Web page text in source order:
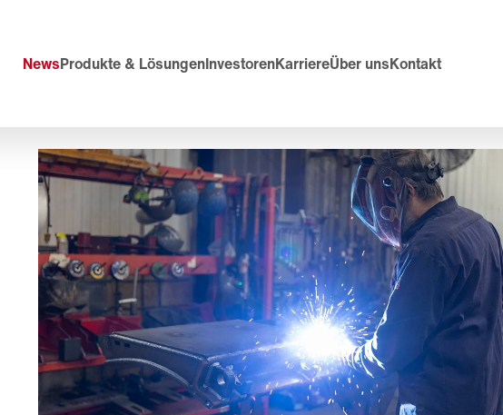
NewsProdukte & LösungenInvestorenKarriereÜber unsKontakt